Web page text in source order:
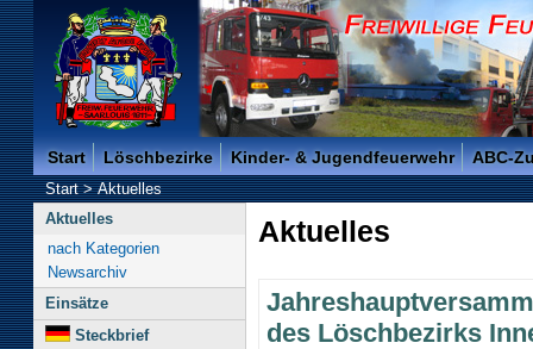
Freiwillige Feuerwehr der Kreisstadt Saarlouis -
Start Löschbezirke Kinder- & Jugendfeuerwehr ABC-
Start>Aktuelles
Aktuelles
nach Kategorien
Newsarchiv
Einsätze
Steckbrief
Aktuelles
des Löschbezirks